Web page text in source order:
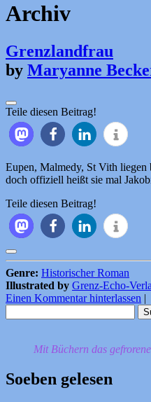
Archiv
Grenzlandfrau
by Maryanne
Teile diesen Beitrag!
Eupen, Malmedy, St Vith liegen
doch offiziell heißt sie mal
Teile diesen Beitrag!
Genre: Historischer Roman
Illustrated by Grenz-Echo-
Einen Kommentar hinterlassen
nach:
Mit Büchern das
Soeben gelesen